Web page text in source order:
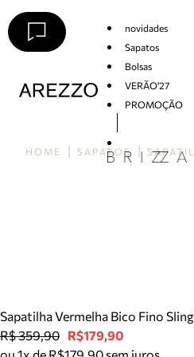
novidades
Sapatos
Bolsas
VERÃO'27
PROMOÇÃO
HOME SAPATOS
Sapatilha Vermelha Bico Fino
R$ 359,90 R$179,90